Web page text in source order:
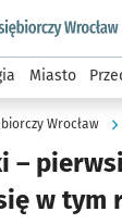
wroclaw.pl
Miasto
Wrocław
–
w tym